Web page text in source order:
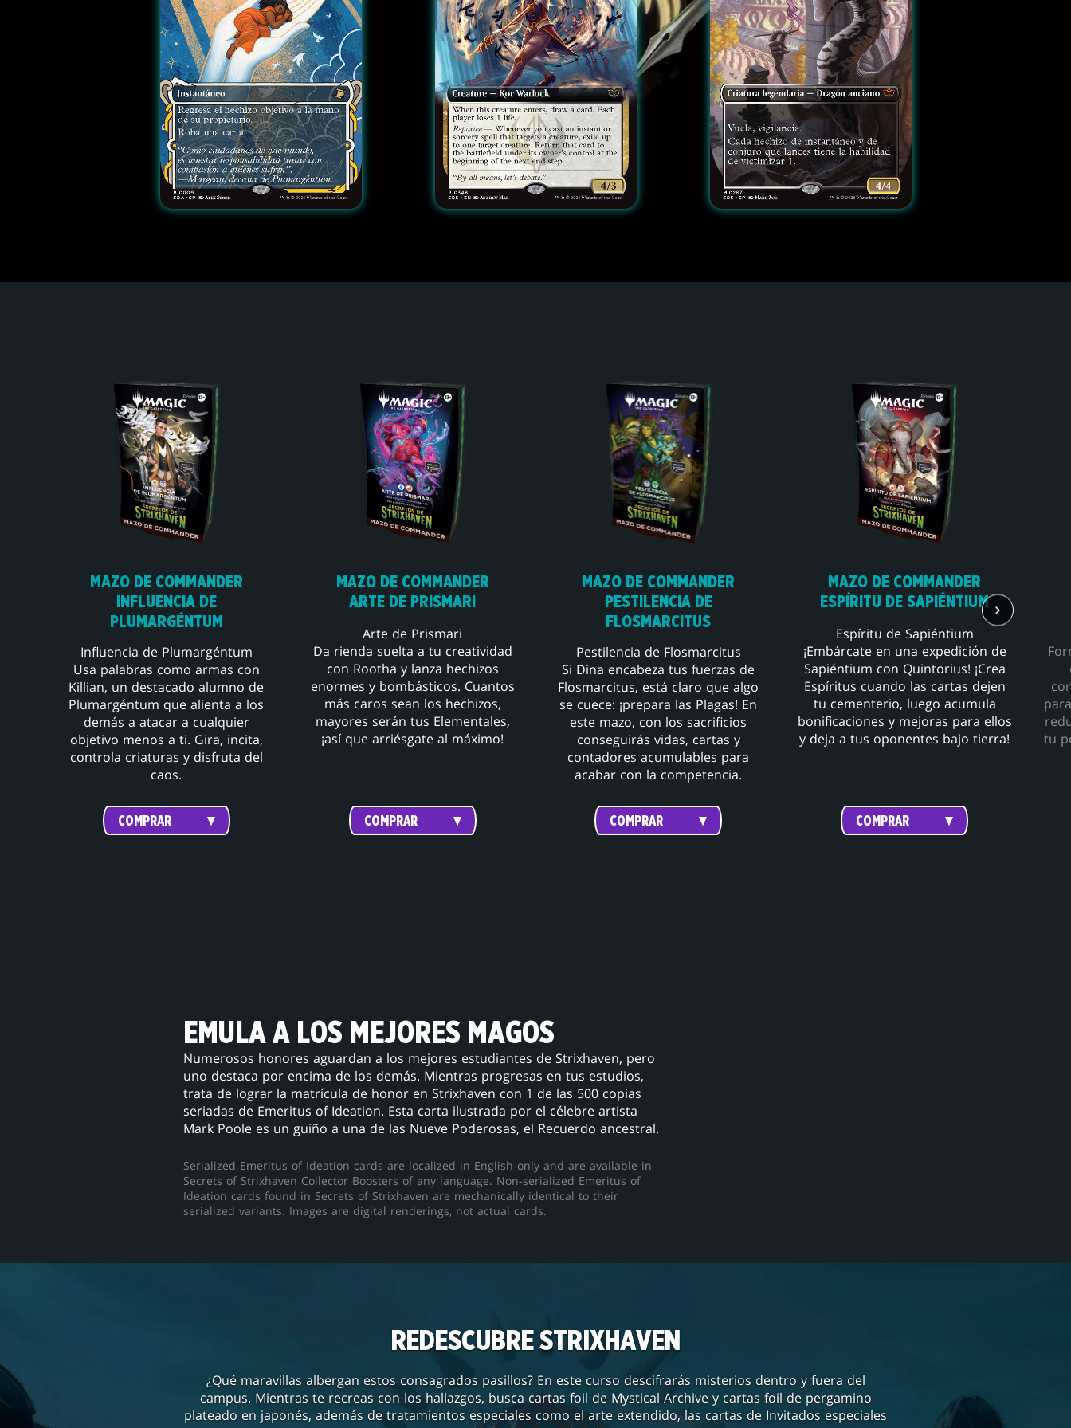
MAZO DE COMMANDER
INFLUENCIA DE
PLUMARGÉNTUM
Influencia de Plumargéntum
Usa palabras como armas con
Killian, un destacado alumno de
Plumargéntum que alienta a los
demás a atacar a cualquier
objetivo menos a ti. Gira, incita,
controla criaturas y disfruta del
caos.
COMPRAR
MAZO DE COMMANDER
ARTE DE PRISMARI
Arte de Prismari
Da rienda suelta a tu creatividad
con Rootha y lanza hechizos
enormes y bombásticos. Cuantos
más caros sean los hechizos,
mayores serán tus Elementales,
¡así que arriésgate al máximo!
COMPRAR
MAZO DE COMMANDER
PESTILENCIA DE
FLOSMARCITUS
Pestilencia de Flosmarcitus
Si Dina encabeza tus fuerzas de
Flosmarcitus, está claro que algo
se cuece: ¡prepara las Plagas! En
este mazo, con los sacrificios
conseguirás vidas, cartas y
contadores acumulables para
acabar con la competencia.
COMPRAR
MAZO DE COMMANDER
ESPÍRITU DE SAPIÉNTIUM
Espíritu de Sapiéntium
¡Embárcate en una expedición de
Sapiéntium con Quintorius! ¡Crea
Espíritus cuando las cartas dejen
tu cementerio, luego acumula
bonificaciones y mejoras para ellos
y deja a tus oponentes bajo tierra!
COMPRAR
tu
EMULA A LOS MEJORES MAGOS
Numerosos honores aguardan a los mejores estudiantes de Strixhaven, pero
uno destaca por encima de los demás. Mientras progresas en tus estudios,
trata de lograr la matrícula de honor en Strixhaven con 1 de las 500 copias
seriadas de Emeritus of Ideation. Esta carta ilustrada por el célebre artista
Mark Poole es un guiño a una de las Nueve Poderosas, el Recuerdo ancestral.
Serialized Emeritus of Ideation cards are localized in English only and are available in
Secrets of Strixhaven Collector Boosters of any language. Non-serialized Emeritus of
Ideation cards found in Secrets of Strixhaven are mechanically identical to their
serialized variants. Images are digital renderings, not actual cards.
REDESCUBRE STRIXHAVEN
¿Qué maravillas albergan estos consagrados pasillos? En este curso descifrarás misterios dentro y fuera del
campus. Mientras te recreas con los hallazgos, busca cartas foil de Mystical Archive y cartas foil de pergamino
plateado en japonés, además de tratamientos especiales como el arte extendido, las cartas de Invitados especiales